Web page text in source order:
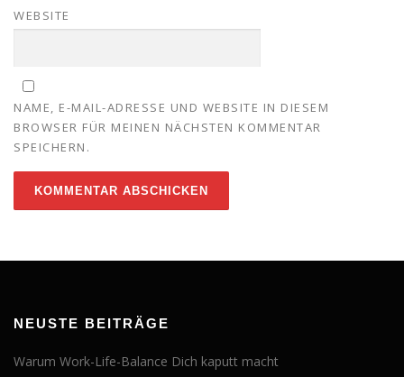
WEBSITE
NAME, E-MAIL-ADRESSE UND WEBSITE IN DIESEM
BROWSER FÜR MEINEN NÄCHSTEN KOMMENTAR
SPEICHERN.
NEUSTE BEITRÄGE
Warum Work-Life-Balance Dich kaputt macht